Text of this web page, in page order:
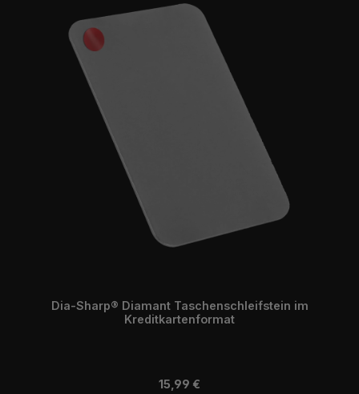
Dia-Sharp® Diamant Taschenschleifstein im
Kreditkartenformat
Regulärer Preis:
15,99 €